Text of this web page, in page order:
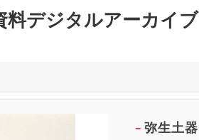
デジタルアーカイブ
弥生土器